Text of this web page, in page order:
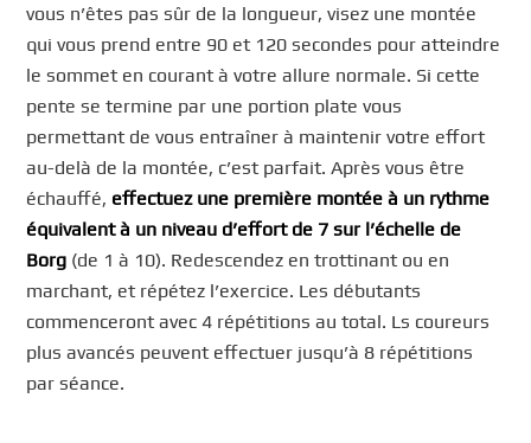
vous n’êtes pas sûr de la longueur, visez une montée
qui vous prend entre 90 et 120 secondes pour atteindre
le sommet en courant à votre allure normale. Si cette
pente se termine par une portion plate vous
permettant de vous entraîner à maintenir votre effort
au-delà de la montée, c’est parfait. Après vous être
échauffé, effectuez une première montée à un rythme
équivalent à un niveau d’effort de 7 sur l’échelle de
Borg (de 1 à 10). Redescendez en trottinant ou en
marchant, et répétez l’exercice. Les débutants
commenceront avec 4 répétitions au total. Ls coureurs
plus avancés peuvent effectuer jusqu’à 8 répétitions
par séance.